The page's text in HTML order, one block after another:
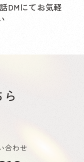
DMにてお気軽
合わせ